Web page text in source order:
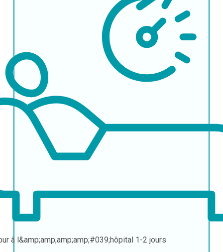
à l&amp;amp;amp;amp;#039;hôpital 1-2 jours